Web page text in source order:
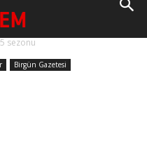
sezonu
Birgün Gazetesi